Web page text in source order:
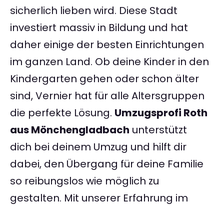
sicherlich lieben wird. Diese Stadt
investiert massiv in Bildung und hat
daher einige der besten Einrichtungen
im ganzen Land. Ob deine Kinder in den
Kindergarten gehen oder schon älter
sind, Vernier hat für alle Altersgruppen
die perfekte Lösung. Umzugsprofi Roth
aus Mönchengladbach unterstützt
dich bei deinem Umzug und hilft dir
dabei, den Übergang für deine Familie
so reibungslos wie möglich zu
gestalten. Mit unserer Erfahrung im